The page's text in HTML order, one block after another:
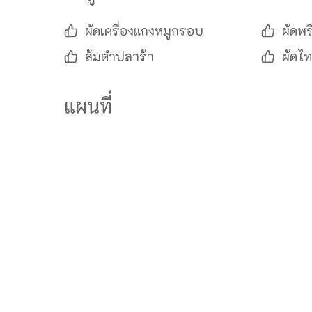
ผัดเครื่องแกงหมูกรอบ ผัดพ
ส้มตำปลาร้า
ผัดไ
แผนที่